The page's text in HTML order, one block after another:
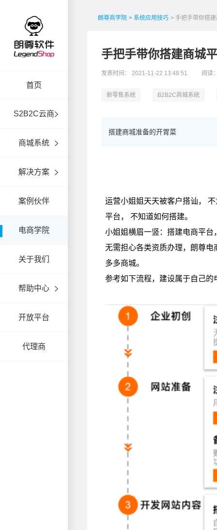
首页
S2B2C云商
商城系统
解决方案
案例伙伴
电商学院
关于我们
帮助中心
开放平台
代理商
朗尊商学院 > 系统应用技巧 > 手把手带你搭
手把手带你搭建商城
发表时间： 2021-11-22 13:48:51 阅读
新零售系统 B2B2C商城系统
搭建商城准备的开胃菜